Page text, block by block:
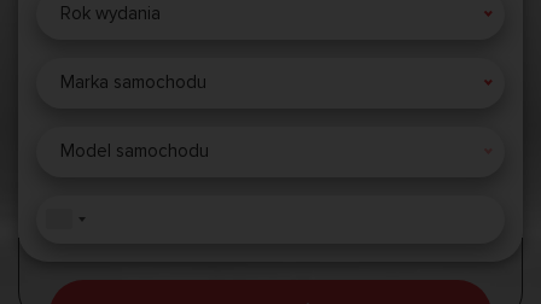
Rok wydania
Marka samochodu
Model samochodu